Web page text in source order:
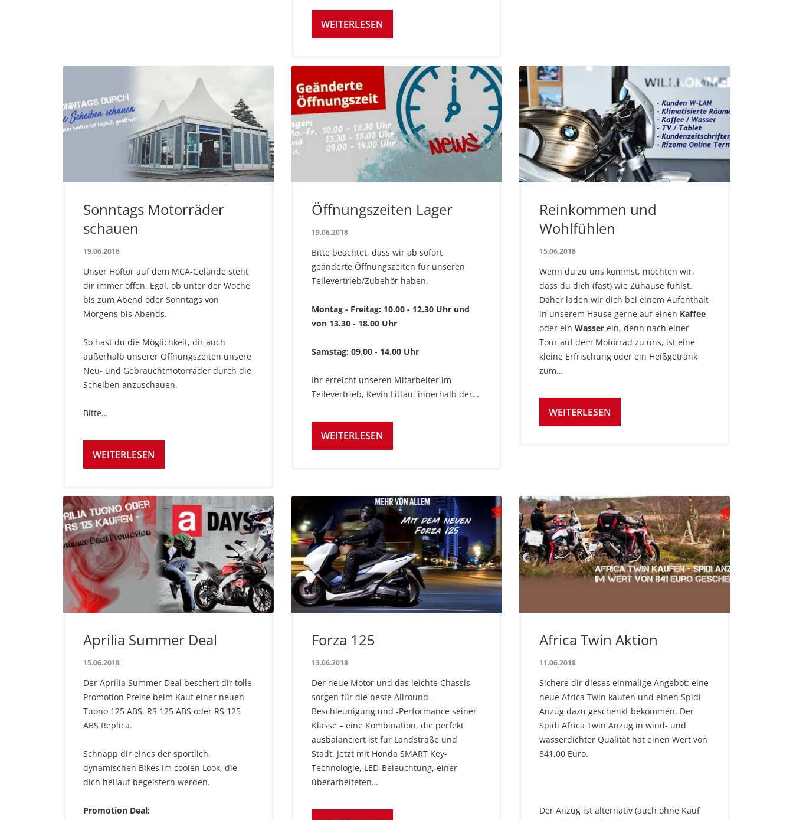
WEITERLESEN
Sonntags Motorräder
schauen
19.06.2018
Unser Hoftor auf dem MCA-Gelände steht
dir immer offen. Egal, ob unter der Woche
bis zum Abend oder Sonntags von
Morgens bis Abends.
So hast du die Möglichkeit, dir auch
außerhalb unserer Öffnungszeiten unsere
Neu- und Gebrauchtmotorräder durch die
Scheiben anzuschauen.
Bitte…
WEITERLESEN
Öffnungszeiten Lager
19.06.2018
Bitte beachtet, dass wir ab sofort
geänderte Öffnungszeiten für unseren
Teilevertrieb/Zubehör haben.
Montag - Freitag: 10.00 - 12.30 Uhr und
von 13.30 - 18.00 Uhr
Samstag: 09.00 - 14.00 Uhr
Ihr erreicht unseren Mitarbeiter im
Teilevertrieb, Kevin Littau, innerhalb der…
WEITERLESEN
Reinkommen und
Wohlfühlen
15.06.2018
Wenn du zu uns kommst, möchten wir,
dass du dich (fast) wie Zuhause fühlst.
Daher laden wir dich bei einem Aufenthalt
in unserem Hause gerne auf einen Kaffee
oder einWasserein, denn nach einer
Tour auf dem Motorrad zu uns, ist eine
kleine Erfrischung oder ein Heißgetränk
zum…
WEITERLESEN
Aprilia Summer Deal
15.06.2018
Der Aprilia Summer Deal beschert dir tolle
Promotion Preise beim Kauf einer neuen
Tuono 125 ABS, RS 125 ABS oder RS 125
ABS Replica.
Schnapp dir eines der sportlich,
dynamischen Bikes im coolen Look, die
dich hellauf begeistern werden.
Promotion Deal:
Forza 125
13.06.2018
Der neue Motor und das leichte Chassis
sorgen für die beste Allround-
Beschleunigung und -Performance seiner
Klasse – eine Kombination, die perfekt
ausbalanciert ist für Landstraße und
Stadt. Jetzt mit Honda SMART Key-
Technologie, LED-Beleuchtung, einer
überarbeiteten…
Africa Twin Aktion
11.06.2018
Sichere dir dieses einmalige Angebot: eine
neue Africa Twin kaufen und einen Spidi
Anzug dazu geschenkt bekommen. Der
Spidi Africa Twin Anzug in wind- und
wasserdichter Qualität hat einen Wert von
841,00 Euro.
Der Anzug ist alternativ (auch ohne Kauf